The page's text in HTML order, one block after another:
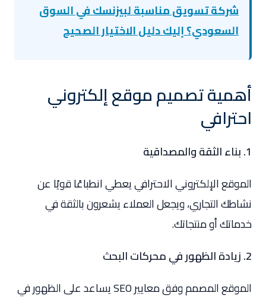
شركة تسويق مناسبة لبيزنسك في السوق
السعودي؟ إليك دليل الاختيار الصحيح
أهمية تصميم موقع إلكتروني
احترافي
1. بناء الثقة والمصداقية
الموقع الإلكتروني الاحترافي يعطي انطباعًا قويًا عن
نشاطك التجاري، ويجعل العملاء يشعرون بالثقة في
خدماتك أو منتجاتك.
2. زيادة الظهور في محركات البحث
الموقع المصمم وفق معايير SEO يساعد على الظهور في